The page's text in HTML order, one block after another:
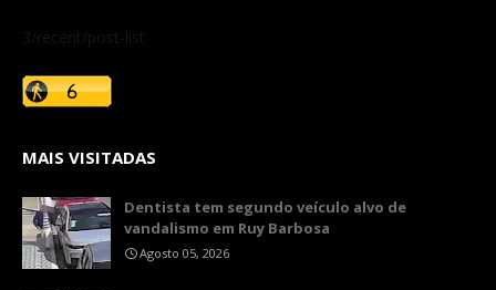
3/recent/post-list
MAIS VISITADAS
Dentista tem segundo veículo alvo de
vandalismo em Ruy Barbosa
Agosto 05, 2026